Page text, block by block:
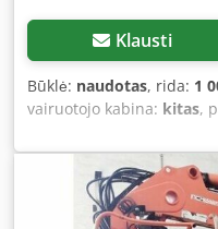
Klausti
Būklė: naudotas, rida: 1
vairuotojo kabina: kitas,